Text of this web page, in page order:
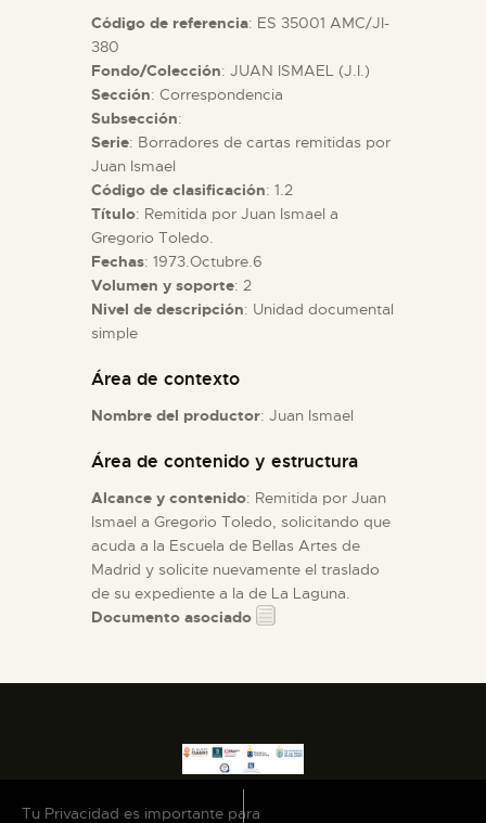
ACTIVIDADES
█
EL MUSEO
COLECCIONES
DIDÁCTICA
ESPAÑOL
Código de referencia: ES 35001 AMC/JI-
380
Fondo/Colección: JUAN ISMAEL (J.I.)
Sección: Correspondencia
Subsección:
Serie: Borradores de cartas remitidas por
Juan Ismael
Código de clasificación: 1.2
Título: Remitida por Juan Ismael a
Gregorio Toledo.
Fechas: 1973.Octubre.6
Volumen y soporte: 2
Nivel de descripción: Unidad documental
simple
Área de contexto
Nombre del productor: Juan Ismael
Área de contenido y estructura
Alcance y contenido: Remitida por Juan
Ismael a Gregorio Toledo, solicitando que
acuda a la Escuela de Bellas Artes de
Madrid y solicite nuevamente el traslado
de su expediente a la de La Laguna.
Documento asociado
Tu Privacidad es importante para